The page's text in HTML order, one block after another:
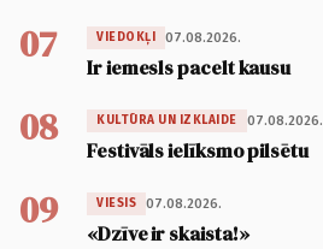
07 VIEDOKĻI 07.08.2026.
Ir iemesls pacelt kausu
08 KULTŪRA UN IZKLAIDE 07.08.2026.
Festivāls ielīksmo pilsētu
09 VIESIS 07.08.2026.
«Dzīve ir skaista!»